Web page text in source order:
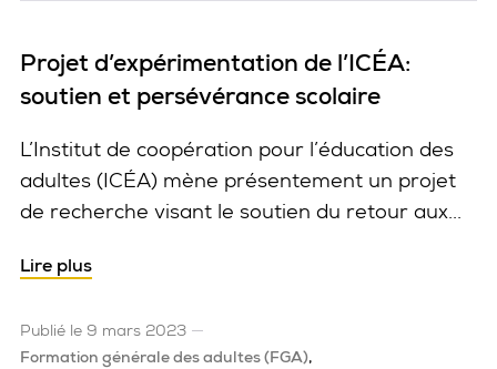
Projet d’expérimentation de l’ICÉA:
soutien et persévérance scolaire
L’Institut de coopération pour l’éducation des
adultes (ICÉA) mène présentement un projet
de recherche visant le soutien du retour aux...
Lire plus
Publié le 9 mars 2023
Formation générale des adultes (FGA)